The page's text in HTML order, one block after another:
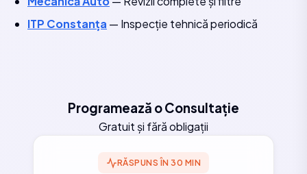
ITP Constanța — Inspecție tehnică periodică
Programează o Consultație
Gratuit și fără obligații
RĂSPUNS ÎN 30 MIN